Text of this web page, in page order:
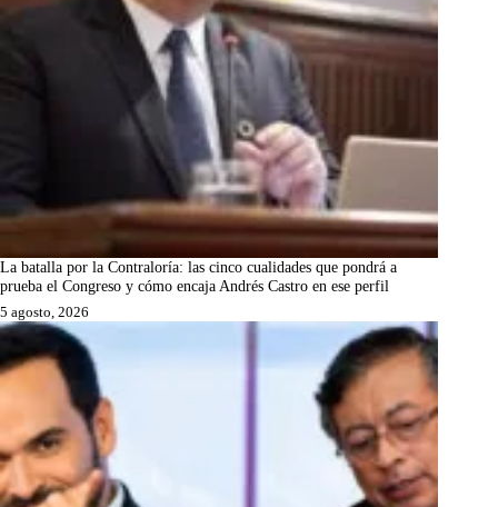
La batalla por la Contraloría: las cinco cualidades que pondrá a
prueba el Congreso y cómo encaja Andrés Castro en ese perfil
5 agosto, 2026